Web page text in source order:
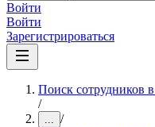
Войти
Войти
Зарегистрироваться
Поиск сотрудников
/
... /